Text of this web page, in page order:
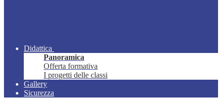
Didattica
Panoramica
Offerta formativa
I progetti delle classi
Gallery
Sicurezza